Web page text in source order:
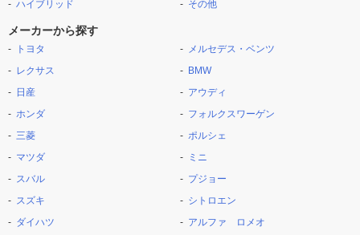
ハイブリッド
その他
メーカーから探す
トヨタ
レクサス
日産
ホンダ
三菱
マツダ
スバル
スズキ
ダイハツ
メルセデス・ベンツ
BMW
アウディ
フォルクスワーゲン
ポルシェ
ミニ
プジョー
シトロエン
アルファ ロメオ